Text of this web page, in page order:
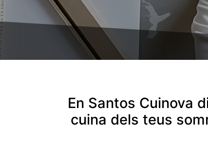
En Santos Cuinova
cuina dels teus